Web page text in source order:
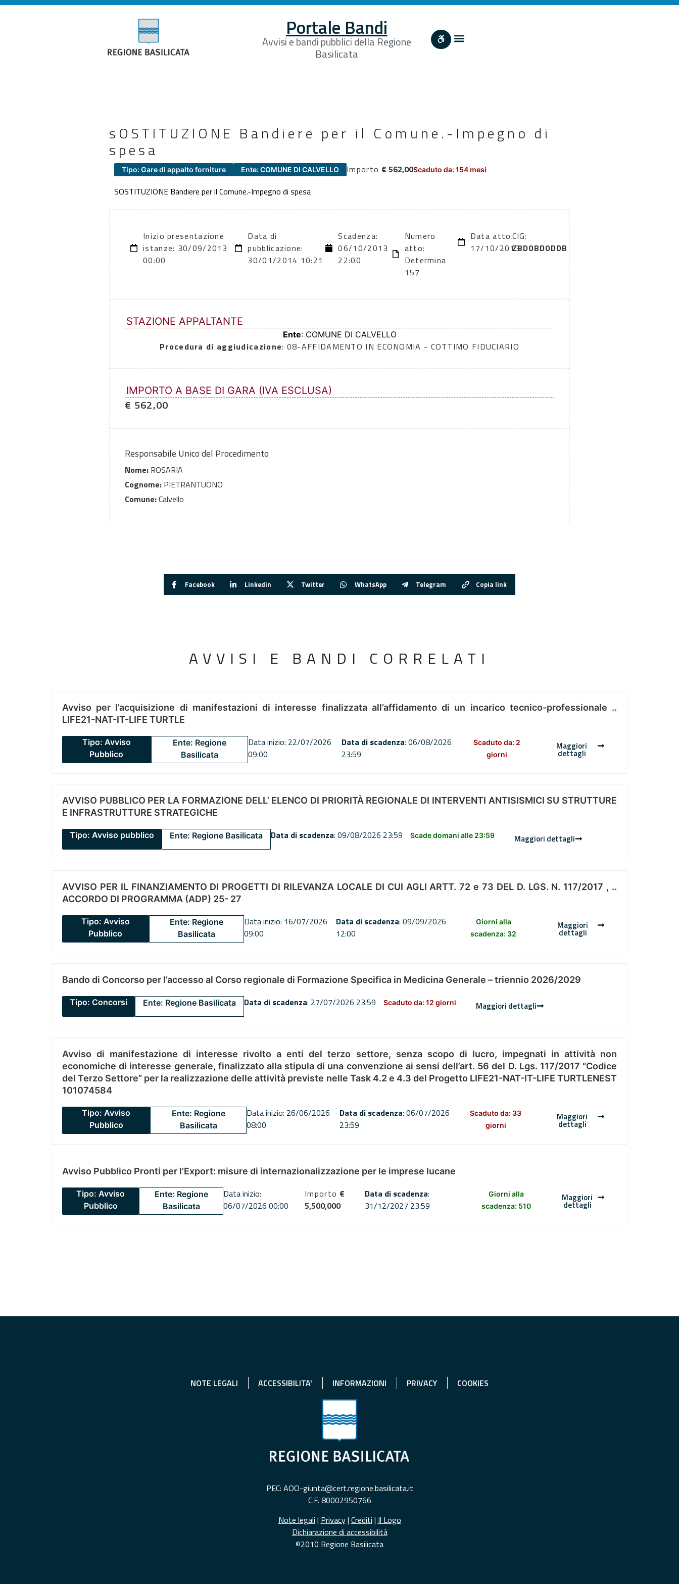
Portale Bandi
Avvisi e bandi pubblici della Regione
Basilicata
sOSTITUZIONE Bandiere per il Comune.-Impegno di
spesa
Tipo: Gare di appalto forniture Ente: COMUNE DI CALVELLO Importo € 562,00Scaduto da: 154 mesi
SOSTITUZIONE Bandiere per il Comune.-Impegno di spesa
Inizio presentazione
istanze: 30/09/2013
00:00
Data di
pubblicazione:
30/01/2014 10:21
Scadenza:
06/10/2013
22:00
Numero
atto:
Determina
157
Data atto:
17/10/2013
CIG:
ZBD0BD0DDB
STAZIONE APPALTANTE
Ente: COMUNE DI CALVELLO
Procedura di aggiudicazione: 08-AFFIDAMENTO IN ECONOMIA - COTTIMO FIDUCIARIO
IMPORTO A BASE DI GARA (IVA ESCLUSA)
€ 562,00
Responsabile Unico del Procedimento
Nome: ROSARIA
Cognome: PIETRANTUONO
Comune:Calvello
Facebook Linkedin Twitter WhatsApp Telegram Copia link
AVVISI E BANDI CORRELATI
Avviso per l’acquisizione di manifestazioni di interesse finalizzata all’affidamento di un incarico tecnico-professionale ..
LIFE21-NAT-IT-LIFE TURTLE
Tipo: Avviso
Pubblico
Ente: Regione
Basilicata
Data inizio: 22/07/2026
09:00
Data di scadenza: 06/08/2026
23:59
Scaduto da: 2
giorni
Maggiori
dettagli
AVVISO PUBBLICO PER LA FORMAZIONE DELL’ ELENCO DI PRIORITÀ REGIONALE DI INTERVENTI ANTISISMICI SU STRUTTURE
E INFRASTRUTTURE STRATEGICHE
Tipo: Avviso pubblico Ente: Regione Basilicata Data di scadenza: 09/08/2026 23:59 Scade domani alle 23:59 Maggiori dettagli
AVVISO PER IL FINANZIAMENTO DI PROGETTI DI RILEVANZA LOCALE DI CUI AGLI ARTT. 72 e 73 DEL D. LGS. N. 117/2017 , ..
ACCORDO DI PROGRAMMA (ADP) 25- 27
Tipo: Avviso
Pubblico
Ente: Regione
Basilicata
Data inizio: 16/07/2026
09:00
Data di scadenza: 09/09/2026
12:00
Giorni alla
scadenza: 32
Maggiori
dettagli
Bando di Concorso per l’accesso al Corso regionale di Formazione Specifica in Medicina Generale – triennio 2026/2029
Tipo: Concorsi Ente: Regione Basilicata Data di scadenza: 27/07/2026 23:59 Scaduto da: 12 giorni Maggiori dettagli
Avviso di manifestazione di interesse rivolto a enti del terzo settore, senza scopo di lucro, impegnati in attività non
economiche di interesse generale, finalizzato alla stipula di una convenzione ai sensi dell’art. 56 del D. Lgs. 117/2017 “Codice
del Terzo Settore” per la realizzazione delle attività previste nelle Task 4.2 e 4.3 del Progetto LIFE21-NAT-IT-LIFE TURTLENEST
101074584
Tipo: Avviso
Pubblico
Ente: Regione
Basilicata
Data inizio: 26/06/2026
08:00
Data di scadenza: 06/07/2026
23:59
Scaduto da: 33
giorni
Maggiori
dettagli
Avviso Pubblico Pronti per l’Export: misure di internazionalizzazione per le imprese lucane
Tipo: Avviso
Pubblico
Ente: Regione
Basilicata
Data inizio:
06/07/2026 00:00
Importo €
5,500,000
Data di scadenza:
31/12/2027 23:59
Giorni alla
scadenza: 510
Maggiori
dettagli
NOTE LEGALI ACCESSIBILITA' INFORMAZIONI PRIVACY COOKIES
PEC: AOO-giunta@cert.regione.basilicata.it
C.F. 80002950766
Note legali | Privacy| Crediti | Il Logo
Dichiarazione di accessibilità
©2010 Regione Basilicata